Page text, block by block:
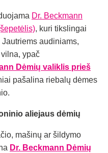
Dr. Beckmann
, kuri tikslingai
audiniams,
ypač
Dėmių valiklis prieš
pašalina riebalų dėmes
aliejaus dėmių
mašinų ar šildymo
Dr. Beckmann Dėmių